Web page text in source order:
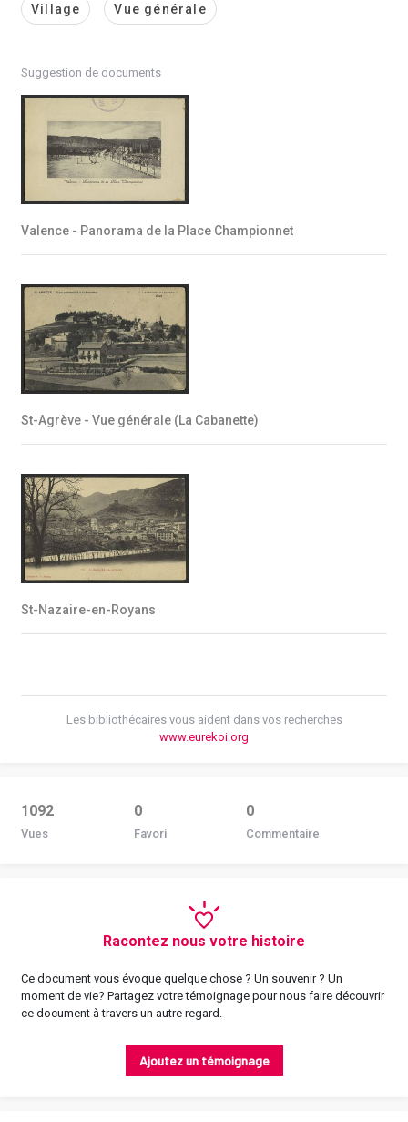
Village Vue générale
Suggestion de documents
Valence - Panorama de la Place Championnet
St-Agrève - Vue générale (La Cabanette)
St-Nazaire-en-Royans
Les bibliothécaires vous aident dans vos recherches
www.eurekoi.org
1092
Vues
0
Favori
0
Commentaire
Racontez nous votre histoire
Ce document vous évoque quelque chose ? Un souvenir ? Un
moment de vie? Partagez votre témoignage pour nous faire découvrir
ce document à travers un autre regard.
Ajoutez un témoignage